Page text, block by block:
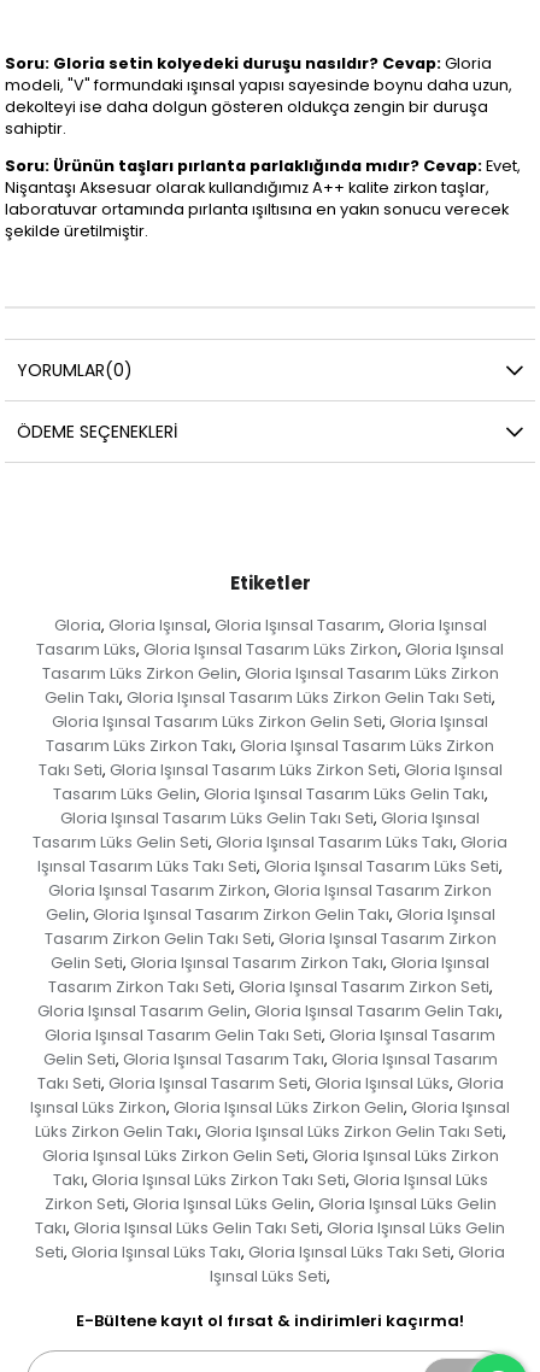
Soru: Gloria setin kolyedeki duruşu nasıldır? Cevap:Gloria
modeli, "V" formundaki ışınsal yapısı sayesinde boynu daha uzun,
dekolteyi ise daha dolgun gösteren oldukça zengin bir duruşa
sahiptir.
Soru: Ürünün taşları pırlanta parlaklığında mıdır? Cevap:Evet,
Nişantaşı Aksesuar olarak kullandığımız A++ kalite zirkon taşlar,
laboratuvar ortamında pırlanta ışıltısına en yakın sonucu verecek
şekilde üretilmiştir.
YORUMLAR(0)
ÖDEME SEÇENEKLERI
Etiketler
Gloria, Gloria Işınsal, Gloria Işınsal Tasarım, Gloria Işınsal
Tasarım Lüks, Gloria Işınsal Tasarım Lüks Zirkon, Gloria Işınsal
Tasarım Lüks Zirkon Gelin, Gloria Işınsal Tasarım Lüks Zirkon
Gelin Takı, Gloria Işınsal Tasarım Lüks Zirkon Gelin Takı Seti,
Gloria Işınsal Tasarım Lüks Zirkon Gelin Seti, Gloria Işınsal
Tasarım Lüks Zirkon Takı, Gloria Işınsal Tasarım Lüks Zirkon
Takı Seti, Gloria Işınsal Tasarım Lüks Zirkon Seti, Gloria Işınsal
Tasarım Lüks Gelin, Gloria Işınsal Tasarım Lüks Gelin Takı,
Gloria Işınsal Tasarım Lüks Gelin Takı Seti, Gloria Işınsal
Tasarım Lüks Gelin Seti, Gloria Işınsal Tasarım Lüks Takı, Gloria
Işınsal Tasarım Lüks Takı Seti, Gloria Işınsal Tasarım Lüks Seti,
Gloria Işınsal Tasarım Zirkon, Gloria Işınsal Tasarım Zirkon
Gelin, Gloria Işınsal Tasarım Zirkon Gelin Takı, Gloria Işınsal
Tasarım Zirkon Gelin Takı Seti, Gloria Işınsal Tasarım Zirkon
Gelin Seti, Gloria Işınsal Tasarım Zirkon Takı, Gloria Işınsal
Tasarım Zirkon Takı Seti, Gloria Işınsal Tasarım Zirkon Seti,
Gloria Işınsal Tasarım Gelin, Gloria Işınsal Tasarım Gelin Takı,
Gloria Işınsal Tasarım Gelin Takı Seti, Gloria Işınsal Tasarım
Gelin Seti, Gloria Işınsal Tasarım Takı, Gloria Işınsal Tasarım
Takı Seti, Gloria Işınsal Tasarım Seti, Gloria Işınsal Lüks, Gloria
Işınsal Lüks Zirkon, Gloria Işınsal Lüks Zirkon Gelin, Gloria Işınsal
Lüks Zirkon Gelin Takı, Gloria Işınsal Lüks Zirkon Gelin Takı Seti,
Gloria Işınsal Lüks Zirkon Gelin Seti, Gloria Işınsal Lüks Zirkon
Takı, Gloria Işınsal Lüks Zirkon Takı Seti, Gloria Işınsal Lüks
Zirkon Seti, Gloria Işınsal Lüks Gelin, Gloria Işınsal Lüks Gelin
Takı, Gloria Işınsal Lüks Gelin Takı Seti, Gloria Işınsal Lüks Gelin
Seti, Gloria Işınsal Lüks Takı, Gloria Işınsal Lüks Takı Seti, Gloria
Işınsal Lüks Seti,
E-Bültene kayıt ol fırsat & indirimleri kaçırma!